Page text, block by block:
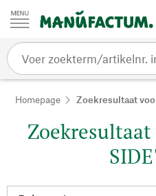
Passer au contenu
Homepage Zoekresultaat
Zoekresultaat